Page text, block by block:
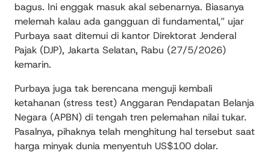
bagus. Ini enggak masuk akal sebenarnya. Biasanya
melemah kalau ada gangguan di fundamental,” ujar
Purbaya saat ditemui di kantor Direktorat Jenderal
Pajak (DJP), Jakarta Selatan, Rabu (27/5/2026)
kemarin.
Purbaya juga tak berencana menguji kembali
ketahanan (stress test) Anggaran Pendapatan Belanja
Negara (APBN) di tengah tren pelemahan nilai tukar.
Pasalnya, pihaknya telah menghitung hal tersebut saat
harga minyak dunia menyentuh US$100 dolar.